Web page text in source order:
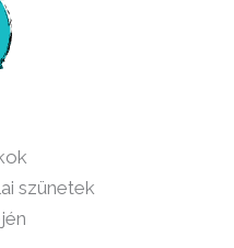
szünetek